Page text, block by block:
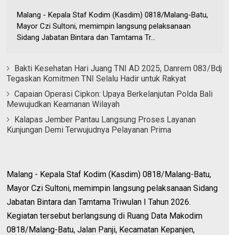
Malang - Kepala Staf Kodim (Kasdim) 0818/Malang-Batu,
Mayor Czi Sultoni, memimpin langsung pelaksanaan
Sidang Jabatan Bintara dan Tamtama Tr...
Bakti Kesehatan Hari Juang TNI AD 2025, Danrem 083/Bdj
Tegaskan Komitmen TNI Selalu Hadir untuk Rakyat
Capaian Operasi Cipkon: Upaya Berkelanjutan Polda Bali
Mewujudkan Keamanan Wilayah
Kalapas Jember Pantau Langsung Proses Layanan
Kunjungan Demi Terwujudnya Pelayanan Prima
Malang - Kepala Staf Kodim (Kasdim) 0818/Malang-Batu,
Mayor Czi Sultoni, memimpin langsung pelaksanaan Sidang
Jabatan Bintara dan Tamtama Triwulan I Tahun 2026.
Kegiatan tersebut berlangsung di Ruang Data Makodim
0818/Malang-Batu, Jalan Panji, Kecamatan Kepanjen,